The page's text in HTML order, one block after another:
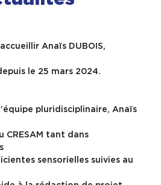
Anaïs DUBOIS,
le 25 mars 2024.
pluridisciplinaire, Anaïs
CRESAM tant dans
sensorielles suivies au